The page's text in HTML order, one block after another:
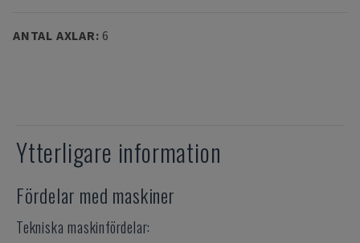
ANTAL AXLAR: 6
Ytterligare information
Fördelar med maskiner
Tekniska maskinfördelar: